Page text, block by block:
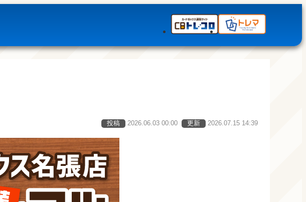
投稿 2026.06.03 00:00 更新 2026.07.15 14:39